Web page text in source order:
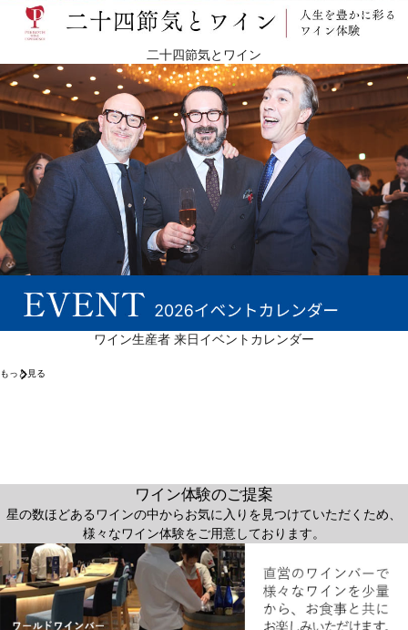
二十四節気とワイン
ワイン生産者 来日イベントカレンダー
もっと見る
ワイン体験のご提案
星の数ほどあるワインの中からお気に入りを見つけていただくため、
様々なワイン体験をご用意しております。